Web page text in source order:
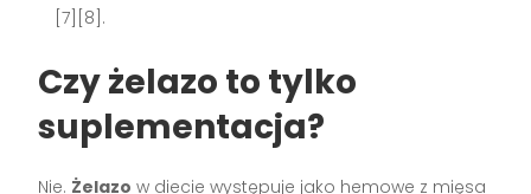
[7][8].
Czy żelazo to tylko
suplementacja?
Nie. Żelazo w diecie występuje jako hemowe z mięsa